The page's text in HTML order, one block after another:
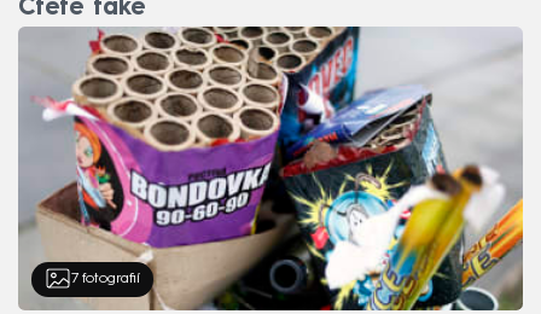
Čtěte také
7 fotografií